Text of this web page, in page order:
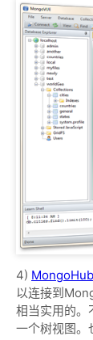
4) MongoHub
以连接到
相当实用的。
一个树视图。